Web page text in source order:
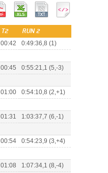
T2 RUN 2
00:42 0:49:36,8 (1)
00:45 0:55:21,1 (5,-3)
01:00 0:54:10,8 (2,+1)
01:31 1:03:37,7 (6,-1)
00:54 0:54:23,9 (3,+4)
01:08 1:07:34,1 (8,-4)